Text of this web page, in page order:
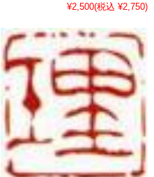
¥2,500(税込 ¥2,750)